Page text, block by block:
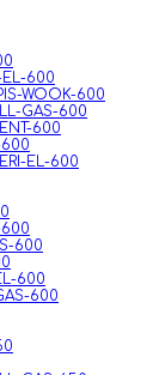
EL-600
WOOK-600
GAS-600
600
600
EL-600
600
600
600
600